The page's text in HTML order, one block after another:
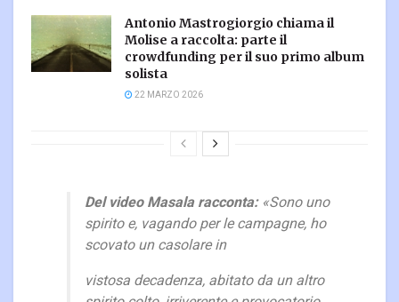
Antonio Mastrogiorgio chiama il
Molise a raccolta: parte il
crowdfunding per il suo primo album
solista
22 MARZO 2026
Del video Masala racconta: «Sono uno
spirito e, vagando per le campagne, ho
scovato un casolare in
vistosa decadenza, abitato da un altro